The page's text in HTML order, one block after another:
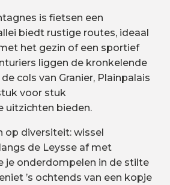
is fietsen een
biedt rustige routes, ideaal
het gezin of een sportief
liggen de kronkelende
cols van Granier, Plainpalais
voor stuk
uitzichten bieden.
op diversiteit: wissel
de Leysse af met
je onderdompelen in de stilte
’s ochtends van een kopje